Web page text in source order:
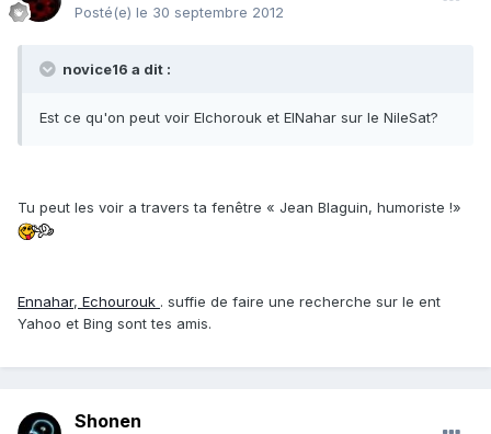
Posté(e) le 30 septembre 2012
novice16 a dit :
Est ce qu'on peut voir Elchorouk et ElNahar sur le NileSat?
Tu peut les voir a travers ta fenêtre « Jean Blaguin, humoriste !»
Ennahar, Echourouk . suffie de faire une recherche sur le ent
Yahoo et Bing sont tes amis.
Shonen